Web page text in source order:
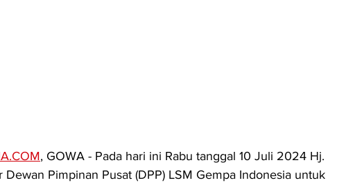
, GOWA - Pada hari ini Rabu tanggal 10 Juli 2024 Hj.
Pimpinan Pusat (DPP) LSM Gempa Indonesia untuk